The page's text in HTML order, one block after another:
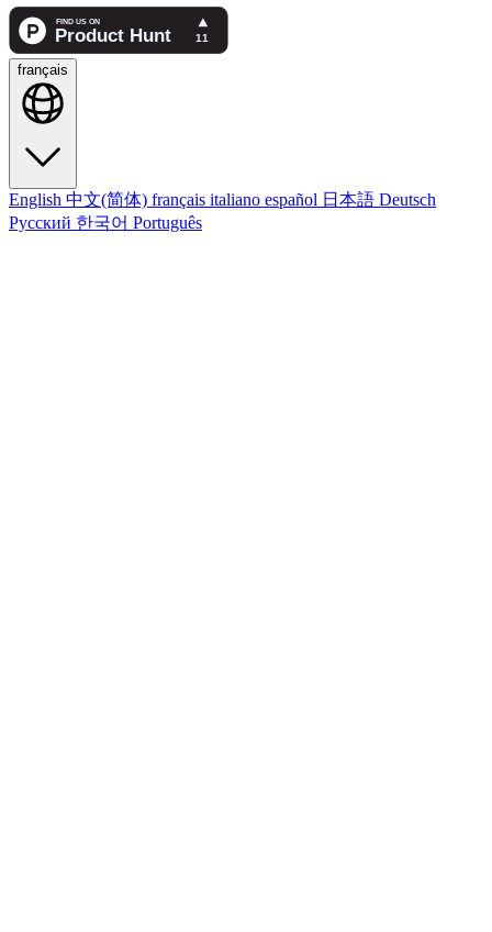
français
English 中文(简体) français italiano español 日本語 Deutsch
Русский 한국어 Português